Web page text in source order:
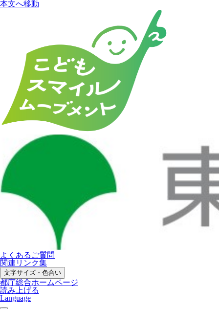
本文へ移動
よくあるご質問
関連リンク集
文字サイズ・色合い
都庁総合ホームページ
読み上げる
Language